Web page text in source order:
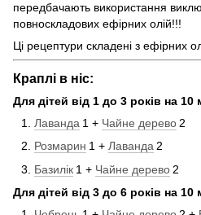
передбачають використання
повноскладових ефірних олій!!!
Ці рецептури складені з ефірних
Краплі в ніс:
Для дітей від 1 до 3 років на 10
Лаванда 1 + Чайне дерево 2
Розмарин 1 + Лаванда2
Базилік 1 + Чайне дерево 2
Для дітей від 3 до 6 років на 10